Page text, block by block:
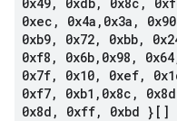
0xec , 0x4a , 0x3a , 0x90
0xb9, 0x72, 0xbb,
0xf8 , 0x6b, 0x98 , 0x64
0x7f, 0x10, 0xef,
0xf7, 0xb1 , 0x8c , 0x8d
0x8d , 0xff,
0xbd }[]